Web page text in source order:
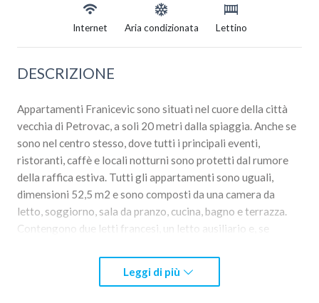
Internet Aria condizionata Lettino
DESCRIZIONE
Appartamenti Franicevic sono situati nel cuore della città
vecchia di Petrovac, a soli 20 metri dalla spiaggia. Anche se
sono nel centro stesso, dove tutti i principali eventi,
ristoranti, caffè e locali notturni sono protetti dal rumore
della raffica estiva. Tutti gli appartamenti sono uguali,
dimensioni 52,5 m2 e sono composti da una camera da
letto, soggiorno, sala da pranzo, cucina, bagno e terrazza.
Contengono due letti francesi, un letto ausiliario e, se
persone. Gli appartamenti sono dotati di aria condizionata,
TV via cavo, cassette di sicurezza, porte cieche e
Leggi di più